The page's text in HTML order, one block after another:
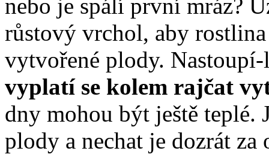
nebo je spálí první mráz?
růstový vrchol, aby
vytvořené plody.
vyplatí se kolem rajčat
dny mohou být ještě teplé.
plody a nechat je dozrát za